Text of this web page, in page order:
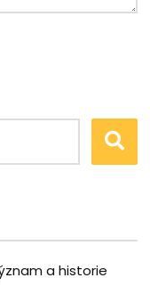
a historie